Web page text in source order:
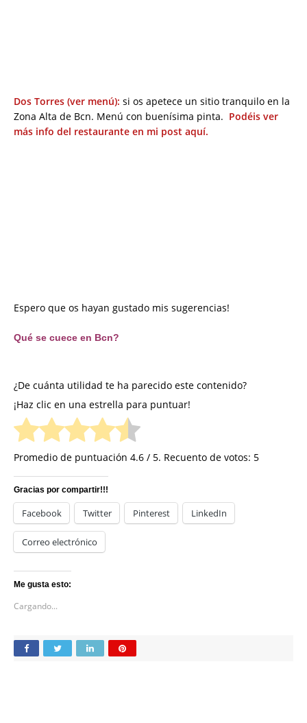
Dos Torres (ver menú): si os apetece un sitio tranquilo en la
Zona Alta de Bcn. Menú con buenísima pinta. Podéis ver
más info del restaurante en mi post aquí.
Espero que os hayan gustado mis sugerencias!
Qué se cuece en Bcn?
¿De cuánta utilidad te ha parecido este contenido?
¡Haz clic en una estrella para puntuar!
Promedio de puntuación 4.6 / 5. Recuento de votos: 5
Gracias por compartir!!!
Facebook Twitter Pinterest LinkedIn
Correo electrónico
Me gusta esto:
Cargando...